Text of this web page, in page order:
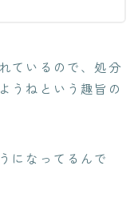
ている ので、処分
うねという趣旨の
になってるんで